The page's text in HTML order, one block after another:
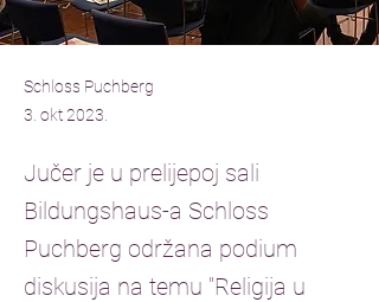
Schloss Puchberg
3. okt 2023.
Jučer je u prelijepoj sali
Bildungshaus-a Schloss
Puchberg održana podium
diskusija na temu "Religija u